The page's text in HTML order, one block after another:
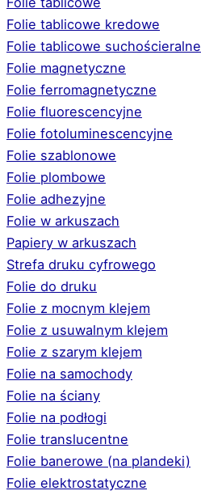
Folie tablicowe kredowe
Folie tablicowe suchościeralne
Folie magnetyczne
Folie ferromagnetyczne
Folie fluorescencyjne
Folie fotoluminescencyjne
Folie szablonowe
Folie plombowe
Folie adhezyjne
Folie w arkuszach
Papiery w arkuszach
Strefa druku cyfrowego
Folie do druku
Folie z mocnym klejem
Folie z usuwalnym klejem
Folie z szarym klejem
Folie na samochody
Folie na ściany
Folie na podłogi
Folie translucentne
Folie banerowe (na plandeki)
Folie elektrostatyczne